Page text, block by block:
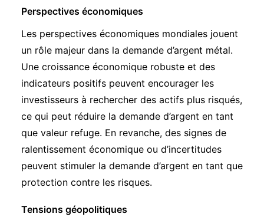
Perspectives économiques
Les perspectives économiques mondiales jouent
un rôle majeur dans la demande d’argent métal.
Une croissance économique robuste et des
indicateurs positifs peuvent encourager les
investisseurs à rechercher des actifs plus risqués,
ce qui peut réduire la demande d’argent en tant
que valeur refuge. En revanche, des signes de
ralentissement économique ou d’incertitudes
peuvent stimuler la demande d’argent en tant que
protection contre les risques.
Tensions géopolitiques